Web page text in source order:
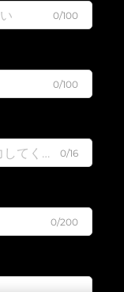
0/100
0/100
0/16
0/200